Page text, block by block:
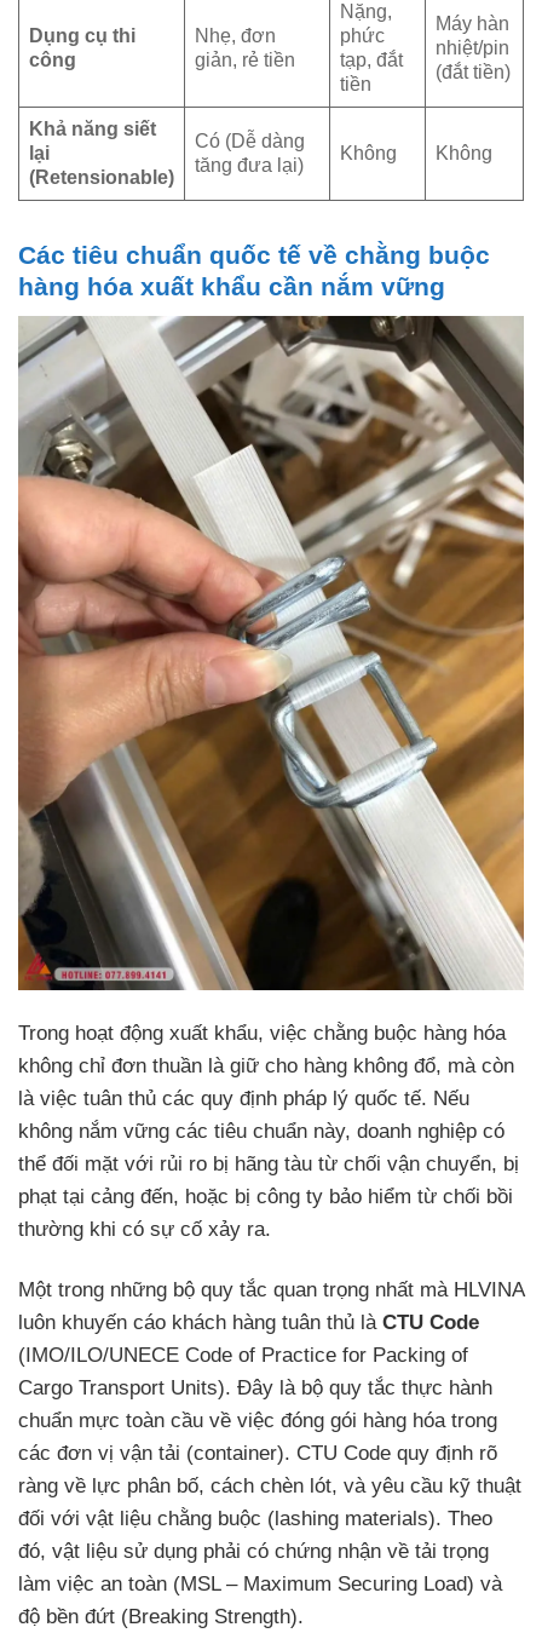
Dụng cụ thi
công
Nhẹ, đơn
giản, rẻ tiền
Nặng,
phức
tạp, đắt
tiền
Máy hàn
nhiệt/pin
(đắt tiền)
Khả năng siết
lại
(Retensionable)
Có (Dễ dàng
tăng đưa lại)
Không Không
Các tiêu chuẩn quốc tế về chằng buộc
hàng hóa xuất khẩu cần nắm vững
Trong hoạt động xuất khẩu, việc chằng buộc hàng hóa
không chỉ đơn thuần là giữ cho hàng không đổ, mà còn
là việc tuân thủ các quy định pháp lý quốc tế. Nếu
không nắm vững các tiêu chuẩn này, doanh nghiệp có
thể đối mặt với rủi ro bị hãng tàu từ chối vận chuyển, bị
phạt tại cảng đến, hoặc bị công ty bảo hiểm từ chối bồi
thường khi có sự cố xảy ra.
Một trong những bộ quy tắc quan trọng nhất mà HLVINA
luôn khuyến cáo khách hàng tuân thủ là CTU Code
(IMO/ILO/UNECE Code of Practice for Packing of
Cargo Transport Units). Đây là bộ quy tắc thực hành
chuẩn mực toàn cầu về việc đóng gói hàng hóa trong
các đơn vị vận tải (container). CTU Code quy định rõ
ràng về lực phân bố, cách chèn lót, và yêu cầu kỹ thuật
đối với vật liệu chằng buộc (lashing materials). Theo
đó, vật liệu sử dụng phải có chứng nhận về tải trọng
làm việc an toàn (MSL – Maximum Securing Load) và
độ bền đứt (Breaking Strength).